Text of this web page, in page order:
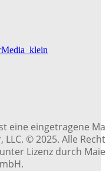
eine eingetragene
© 2025. Alle
Lizenz durch